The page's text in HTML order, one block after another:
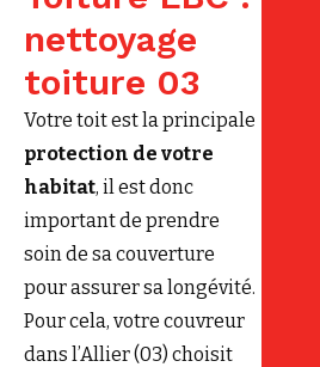
nettoyage
toiture 03
Votre toit est la principale
protection de votre
habitat, il est donc
important de prendre
soin de sa couverture
pour assurer sa longévité.
Pour cela, votre couvreur
dans l’Allier (03) choisit